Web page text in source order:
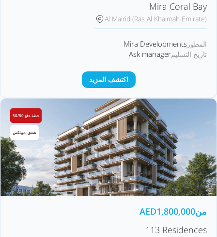
Mira Coral Bay
Al Mairid (Ras Al Khaimah Emirate)
المطور Mira Developments
تاريخ التسليمAsk manager
اكتشف المزيد
خطة دفع 50/50
شقق, دوبلكس
من AED1,800,000
113 Residences